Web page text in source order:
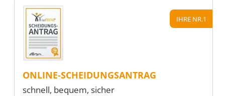
IHRE NR.1
ONLINE-SCHEIDUNGSANTRAG
schnell, bequem, sicher